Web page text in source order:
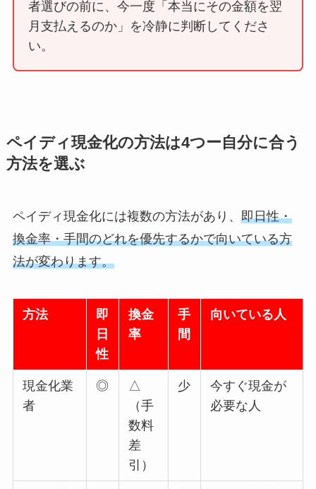
者選びの前に、今一度「本当にその金額を翌
月支払えるのか」を冷静に判断してくださ
い。
ペイディ現金化の方法は4つー自分に合う
方法を選ぶ
ペイディ現金化には複数の方法があり、 即日性・
換金率・手間のどれを優先するかで向いている方
法が変わります。
方法
即
日
性
換金
率
手
間
向いている人
現金化業
者
◎
△
（手
数料
差
引）
少
今すぐ現金が
必要な人